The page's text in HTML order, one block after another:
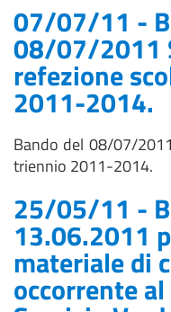
07/07/11 -
08/07/2011
refezione
2011-2014.
Bando del 08/07/
triennio 2011-2014.
25/05/11 -
13.06.2011
materiale di
occorrente